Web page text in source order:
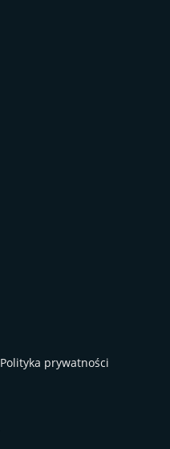
Polityka prywatności